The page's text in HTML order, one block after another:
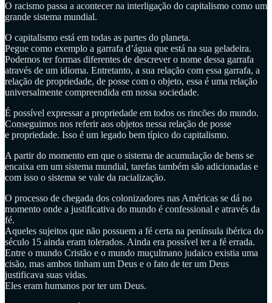
O racismo passa a acontecer na interligação do capitalismo como um
grande sistema mundial.
O capitalismo está em todas as partes do planeta.
Pegue como exemplo a garrafa d’água que está na sua geladeira.
Podemos ter formas diferentes de descrever o nome dessa garrafa
através de um idioma. Entretanto, a sua relação com essa garrafa, a
relação de propriedade, de posse com o objeto, essa é uma relação
universalmente compreendida em nossa sociedade.
É possível expressar a propriedade em todos os rincões do mundo.
Conseguimos nos referir aos objetos nessa relação de posse
e propriedade. Isso é um legado bem típico do capitalismo.
A partir do momento em que o sistema de acumulação de bens se
encaixa em um sistema mundial, tarefas também são adicionadas e
com isso o sistema se vale da racialização.
O processo de chegada dos colonizadores nas Américas se dá no
momento onde a justificativa do mundo é confessional e através da
fé.
Aqueles sujeitos que não possuem a fé certa na península ibérica do
século 15 ainda eram tolerados. Ainda era possível ter a fé errada.
Entre o mundo Cristão e o mundo muçulmano judaico existia uma
cisão, mas ambos tinham um Deus e o fato de ter um Deus
justificava suas vidas.
Eles eram humanos por ter um Deus.